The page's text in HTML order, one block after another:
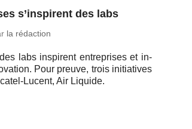
s’inspirent des labs
la rédaction
labs ins­pirent en­tre­prises et in­
Pour preuve, trois ini­tia­tives
Lucent, Air Liquide.